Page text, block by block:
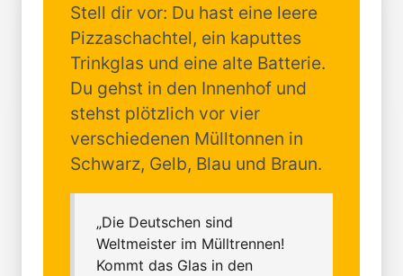
Stell dir vor: Du hast eine leere
Pizzaschachtel, ein kaputtes
Trinkglas und eine alte Batterie.
Du gehst in den Innenhof und
stehst plötzlich vor vier
verschiedenen Mülltonnen in
Schwarz, Gelb, Blau und Braun.
„Die Deutschen sind
Weltmeister im Mülltrennen!
Kommt das Glas in den